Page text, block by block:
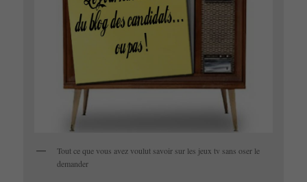
Tout ce que vous avez voulut savoir sur les jeux tv sans oser le
demander